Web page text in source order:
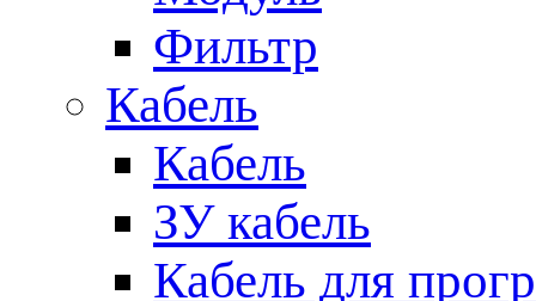
Фильтр
Кабель
Кабель
ЗУ кабель
Кабель для